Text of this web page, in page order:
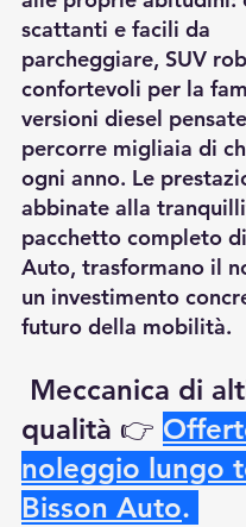
scattanti e facili da
parcheggiare, SUV
confortevoli per la
versioni diesel
percorre migliaia di
ogni anno. Le
abbinate alla
pacchetto completo
Auto, trasformano il
un investimento
futuro della mobilità.
Meccanica di
qualità 👉
noleggio lungo
Bisson Auto.